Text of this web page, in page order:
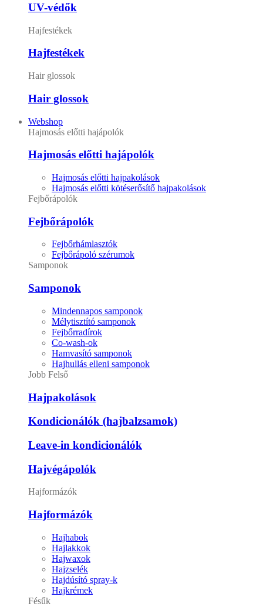
UV-védők
Hajfestékek
Hajfestékek
Hair glossok
Hair glossok
Webshop
Hajmosás előtti hajápolók
Hajmosás előtti hajápolók
Hajmosás előtti hajpakolások
Hajmosás előtti kötéserősítő hajpakolások
Fejbőrápolók
Fejbőrápolók
Fejbőrhámlasztók
Fejbőrápoló szérumok
Samponok
Samponok
Mindennapos samponok
Mélytisztító samponok
Fejbőrradírok
Co-wash-ok
Hamvasító samponok
Hajhullás elleni samponok
Jobb Felső
Hajpakolások
Kondicionálók (hajbalzsamok)
Leave-in kondicionálók
Hajvégápolók
Hajformázók
Hajformázók
Hajhabok
Hajlakkok
Hajwaxok
Hajzselék
Hajdúsító spray-k
Hajkrémek
Fésűk